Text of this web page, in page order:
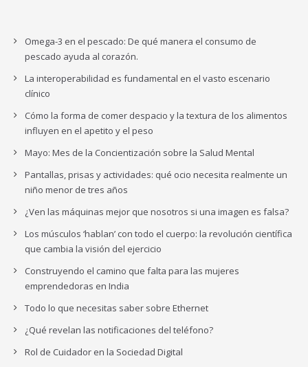
Omega-3 en el pescado: De qué manera el consumo de
pescado ayuda al corazón.
La interoperabilidad es fundamental en el vasto escenario
clínico
Cómo la forma de comer despacio y la textura de los alimentos
influyen en el apetito y el peso
Mayo: Mes de la Concientización sobre la Salud Mental
Pantallas, prisas y actividades: qué ocio necesita realmente un
niño menor de tres años
¿Ven las máquinas mejor que nosotros si una imagen es falsa?
Los músculos ‘hablan’ con todo el cuerpo: la revolución científica
que cambia la visión del ejercicio
Construyendo el camino que falta para las mujeres
emprendedoras en India
Todo lo que necesitas saber sobre Ethernet
¿Qué revelan las notificaciones del teléfono?
Rol de Cuidador en la Sociedad Digital